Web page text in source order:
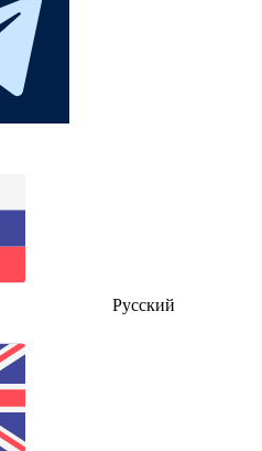
Русский